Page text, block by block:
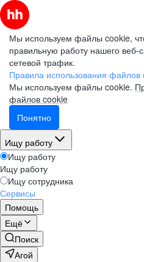
Мы используем файлы cookie,
правильную работу нашего веб-
сетевой трафик.
Правила использования файлов
Мы используем файлы cookie.
файлов cookie
Понятно
Ищу работу
Ищу работу
Ищу работу
Ищу сотрудника
Сервисы
Помощь
Ещё
Поиск
Агой